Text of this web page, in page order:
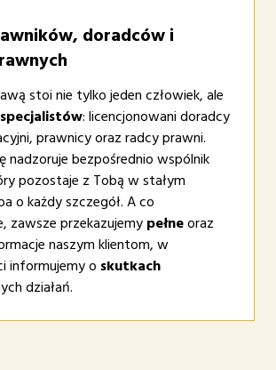
doradców i
stoi nie tylko jeden człowiek, ale
specjalistów: licencjonowani doradcy
prawnicy oraz radcy prawni.
nadzoruje bezpośrednio wspólnik
pozostaje z Tobą w stałym
o każdy szczegół. A co
zawsze przekazujemypełneoraz
naszym klientom, w
informujemy o skutkach
działań.